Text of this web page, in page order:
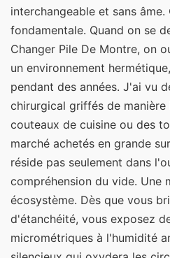
interchangeable et sans
fondamentale. Quand on se
Changer Pile De Montre, on
un environnement
pendant des années. J'ai vu
chirurgical griffés de
couteaux de cuisine ou des
marché achetés en grande
réside pas seulement dans
compréhension du vide. Une
écosystème. Dès que vous
d'étanchéité, vous exposez
micrométriques à l'humidité